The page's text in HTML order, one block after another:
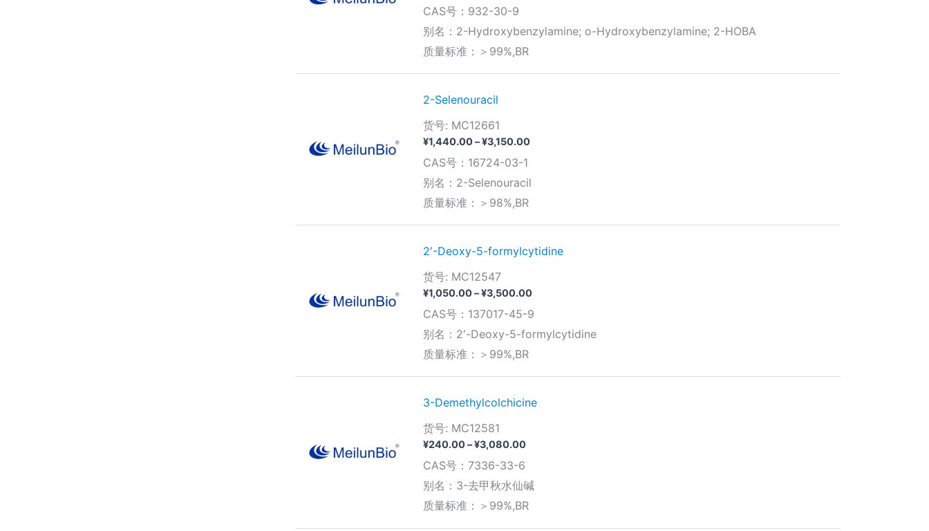
¥350.00
至
CAS号：932-30-9
别名：2-Hydroxybenzylamine; o-Hydroxybenzylamine; 2-HOBA
质量标准：＞99%,BR
2-Selenouracil
货号: MC12661
¥1,440.00–¥3,150.00价
围：
¥1,440.00
CAS号：16724-03-1
别名：2-Selenouracil
质量标准：＞98%,BR
2′-Deoxy-5-formylcytidine
货号: MC12547
¥1,050.00–¥3,500.00价
范
围：
¥1,050.00
CAS号：137017-45-9
别名：2′-Deoxy-5-formylcytidine
质量标准：＞99%,BR
3-Demethylcolchicine
货号: MC12581
¥240.00–¥3,080.00价
围：
¥240.00
至
CAS号：7336-33-6
别名：3-去甲秋水仙碱
质量标准：＞99%,BR